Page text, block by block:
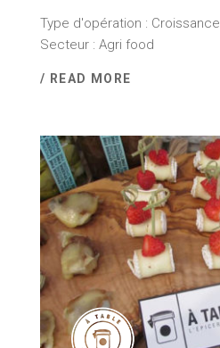
Type d'opération : Croissance
Secteur : Agri food
/ READ MORE